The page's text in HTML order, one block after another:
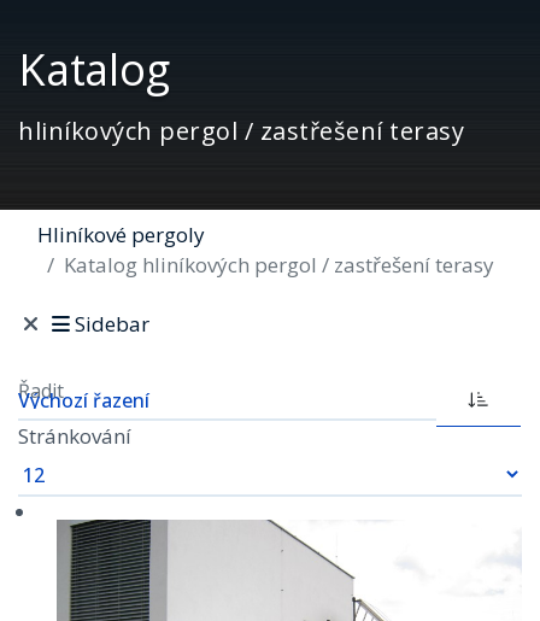
Katalog
hliníkových pergol / zastřešení terasy
Hliníkové pergoly
Katalog hliníkových pergol / zastřešení terasy
Sidebar
Řadit
Stránkování